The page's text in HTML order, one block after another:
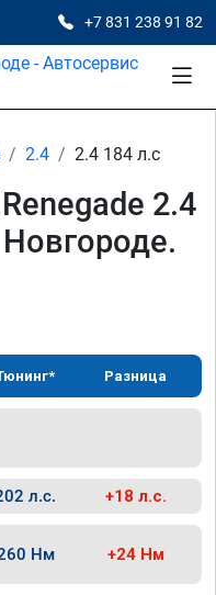
+7 831 238 91 82
2.4 2.4 184 л.с
2.4
Разница
л.с. +18 л.с.
Нм +24 Нм